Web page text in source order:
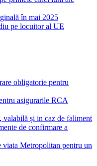
în mai 2025
pe locuitor al UE
obligatorie pentru
asigurarile RCA
valabilă și in caz de faliment
de confirmare a
viata Metropolitan pentru un